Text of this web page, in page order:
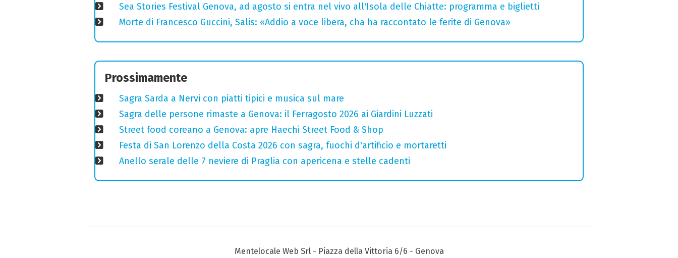
Sea Stories Festival Genova, ad agosto si entra nel vivo all'Isola delle Chiatte: programma e biglietti
Morte di Francesco Guccini, Salis: «Addio a voce libera, cha ha raccontato le ferite di Genova»
Prossimamente
Sagra Sarda a Nervi con piatti tipici e musica sul mare
Sagra delle persone rimaste a Genova: il Ferragosto 2026 ai Giardini Luzzati
Street food coreano a Genova: apre Haechi Street Food & Shop
Festa di San Lorenzo della Costa 2026 con sagra, fuochi d'artificio e mortaretti
Anello serale delle 7 neviere di Praglia con apericena e stelle cadenti
Mentelocale Web Srl - Piazza della Vittoria 6/6 - Genova